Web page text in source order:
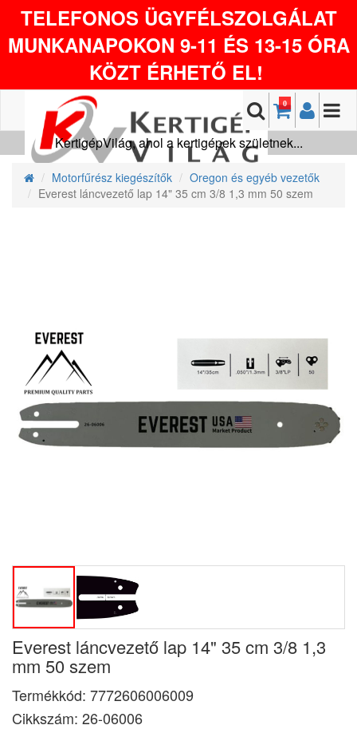
TELEFONOS ÜGYFÉLSZOLGÁLAT
MUNKANAPOKON 9-11 ÉS 13-15 ÓRA
KÖZT ÉRHETŐ EL!
0
KertigépVilág, ahol a kertigépek születnek...
Motorfűrész kiegészítők
Oregon és egyéb vezetők
Everest láncvezető lap 14" 35 cm 3/8 1,3 mm 50 szem
Everest láncvezető lap 14" 35 cm 3/8 1,3
mm 50 szem
Termékkód: 7772606006009
Cikkszám: 26-06006